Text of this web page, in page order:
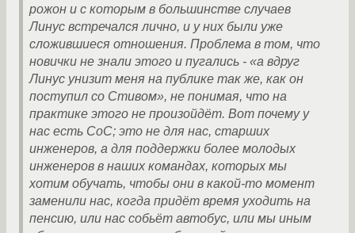
рожон и с которым в большинстве случаев
Линус встречался лично, и у них были уже
сложившиеся отношения. Проблема в том, что
новички не знали этого и пугались - «а вдруг
Линус унизит меня на публике так же, как он
поступил со Стивом», не понимая, что на
практике этого не произойдёт. Вот почему у
нас есть CoC; это не для нас, старших
инженеров, а для поддержки более молодых
инженеров в наших командах, которых мы
хотим обучать, чтобы они в какой-то момент
заменили нас, когда придёт время уходить на
пенсию, или нас собьёт автобус, или мы иным